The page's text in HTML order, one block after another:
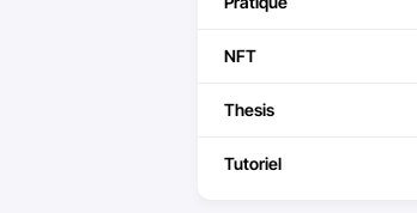
NFT
Thesis
Tutoriel